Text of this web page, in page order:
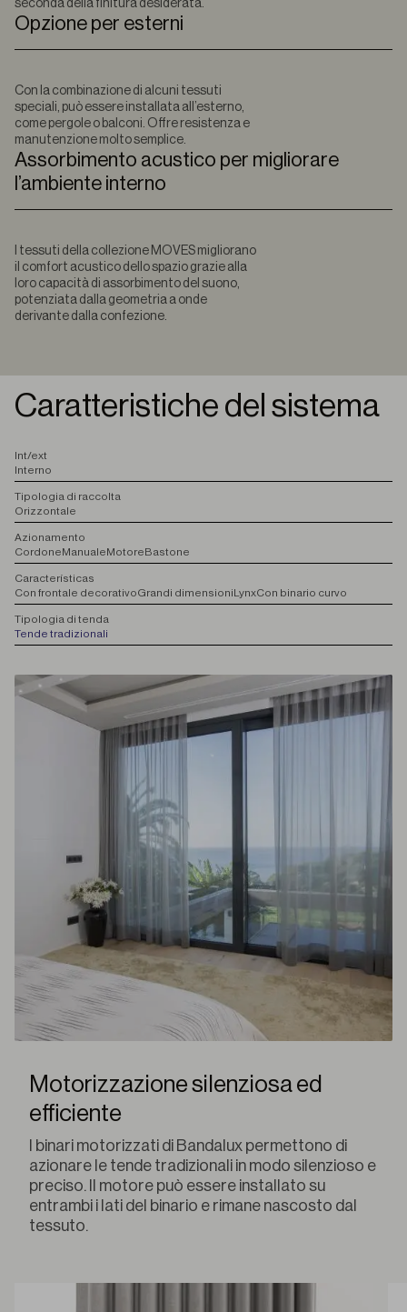
seconda della finitura desiderata.
Opzione per esterni
Con la combinazione di alcuni tessuti
speciali, può essere installata all’esterno,
come pergole o balconi. Offre resistenza e
manutenzione molto semplice.
Assorbimento acustico per migliorare
l’ambiente interno
I tessuti della collezione MOVES migliorano
il comfort acustico dello spazio grazie alla
loro capacità di assorbimento del suono,
potenziata dalla geometria a onde
derivante dalla confezione.
Caratteristiche del sistema
Int/ext
Interno
Tipologia di raccolta
Orizzontale
Azionamento
CordoneManualeMotoreBastone
Características
Con frontale decorativoGrandi dimensioniLynxCon binario curvo
Tipologia di tenda
Tende tradizionali
Motorizzazione silenziosa ed
efficiente
I binari motorizzati di Bandalux permettono di
azionare le tende tradizionali in modo silenzioso e
preciso. Il motore può essere installato su
entrambi i lati del binario e rimane nascosto dal
tessuto.